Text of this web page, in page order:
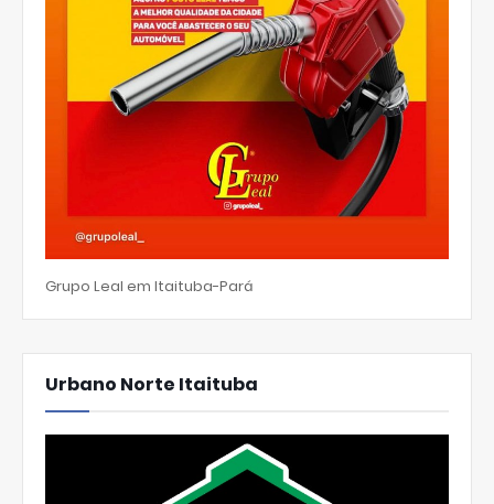
Grupo Leal em Itaituba-Pará
Urbano Norte Itaituba